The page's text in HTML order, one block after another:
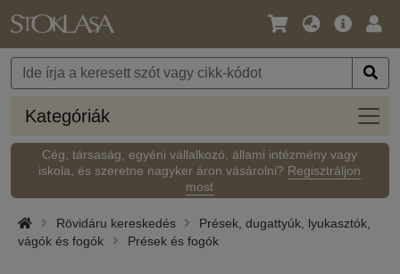
Nyelv
Pénznem
Fő
Kategóriák
Cég, társaság, egyéni vállalkozó, állami intézmény vagy
iskola, és szeretne nagyker áron vásárolni? Regisztráljon
most
Rövidáru kereskedés
Prések, dugattyúk, lyukasztók,
vágók és fogók
Prések és fogók